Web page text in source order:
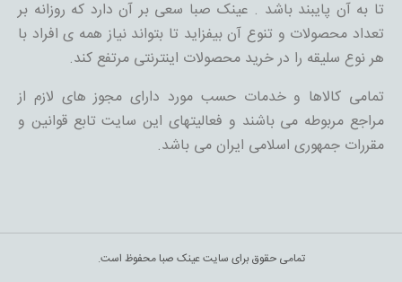
تا به آن پایبند باشد . عینک صبا سعی بر آن دارد که روزانه بر
تعداد محصولات و تنوع آن بیفزاید تا بتواند نیاز همه ی افراد با
هر نوع سلیقه را در خرید محصولات اینترنتی مرتفع کند.
تمامی کالاها و خدمات حسب مورد دارای مجوز های لازم از
مراجع مربوطه می باشند و فعالیتهای این سایت تابع قوانین و
مقررات جمهوری اسلامی ایران می باشد.
تمامی حقوق برای سایت عینک صبا محفوظ است.